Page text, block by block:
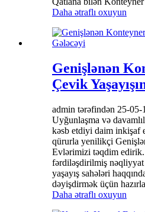
Daha ətraflı oxuyun
Genişlənən
Çevik
admin tərəfindən 25-05-
Uyğunlaşma və
kəsb etdiyi daim inkişaf
qürurla yenilikçi
Evlərimizi təqdim
fərdiləşdirilmiş
yaşayış sahələri
dəyişdirmək üçün
Daha ətraflı oxuyun